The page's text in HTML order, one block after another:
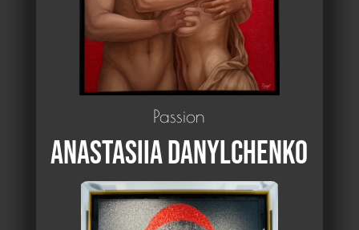
Passion
Anastasiia DANYLCHENKO